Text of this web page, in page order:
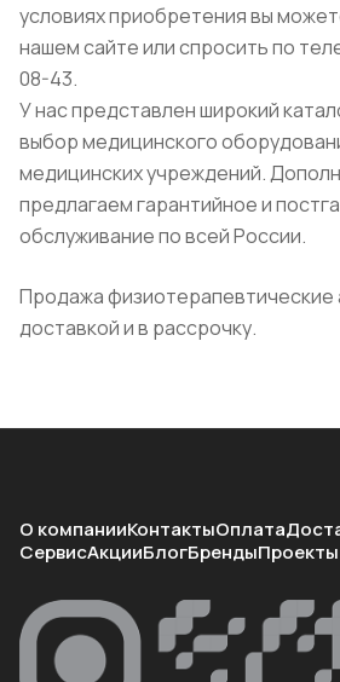
условиях приобретения вы
нашем сайте или спросить по
08-43.
У нас представлен широкий
выбор медицинского
медицинских учреждений.
предлагаем гарантийное и
обслуживание по всей России.
Продажа
доставкой и в рассрочку.
О компанииКонтактыОплата
СервисАкцииБлогБрендыПроекты